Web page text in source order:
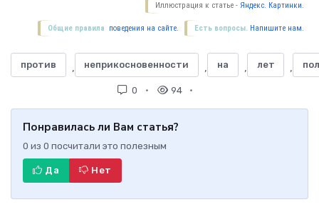
Иллюстрация к статье - Яндекс. Картинки.
Есть вопросы. Напишите нам.
Общие правила поведения на сайте.
против , неприкосновенности , на , лет ,
0 94
Понравилась ли Вам статья?
0 из 0 посчитали это полезным
Да Нет